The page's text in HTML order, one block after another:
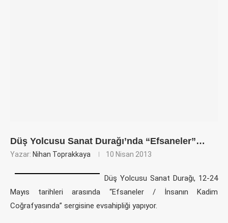
Düş Yolcusu Sanat Durağı’nda “Efsaneler”…
Yazar: Nihan Toprakkaya 10 Nisan 2013
Düş Yolcusu Sanat Durağı, 12-24
Mayıs tarihleri arasında “Efsaneler / İnsanın Kadim
Coğrafyasında” sergisine evsahipliği yapıyor.